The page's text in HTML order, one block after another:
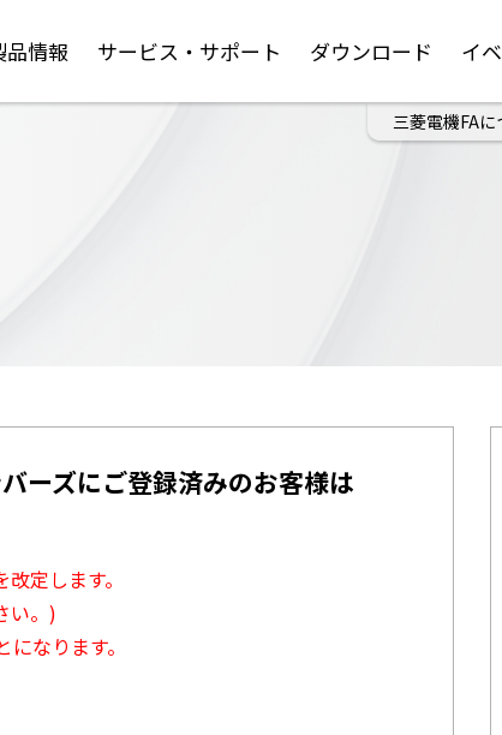
品情報 サービス・サポート ダウンロード イ
三菱電機FAに
ーズにご登録済みのお客様は
定します。
い。)
なります。